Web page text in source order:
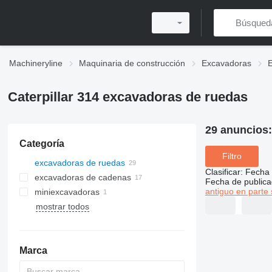
Machineryline Maquinaria de construcción Excavadoras
Caterpillar 314 excavadoras de ruedas
Categoría
excavadoras de ruedas
excavadoras de cadenas
miniexcavadoras
mostrar todos
Marca
29 anuncios:
Filtro
Clasificar: Fecha
Fecha de
antiguo en parte